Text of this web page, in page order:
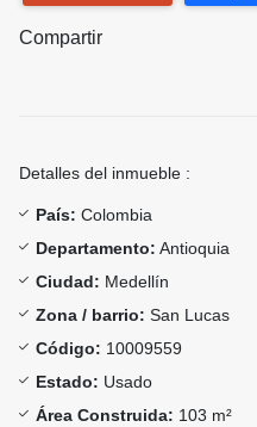
Compartir
Detalles del inmueble :
País: Colombia
Departamento: Antioquia
Ciudad: Medellín
Zona / barrio: San Lucas
Código: 10009559
Estado: Usado
Área Construida: 103 m²